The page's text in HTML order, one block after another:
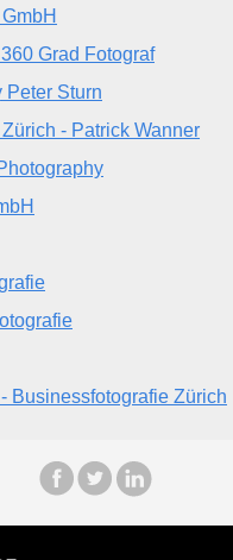
Grad Fotograf
Peter Sturn
- Patrick Wanner
Businessfotografie Zürich